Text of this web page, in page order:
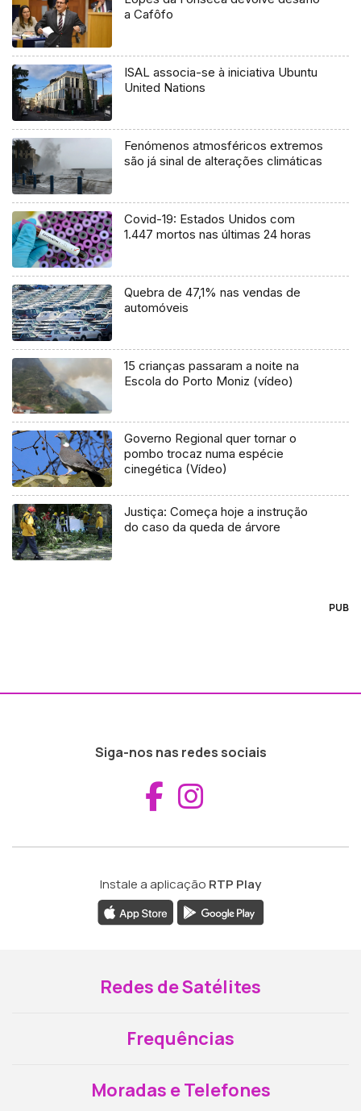
a Cafôfo
ISAL associa-se à iniciativa Ubuntu
United Nations
Fenómenos atmosféricos extremos
são já sinal de alterações climáticas
Covid-19: Estados Unidos com
1.447 mortos nas últimas 24 horas
Quebra de 47,1% nas vendas de
automóveis
15 crianças passaram a noite na
Escola do Porto Moniz (vídeo)
Governo Regional quer tornar o
pombo trocaz numa espécie
cinegética (Vídeo)
Justiça: Começa hoje a instrução
do caso da queda de árvore
PUB
Siga-nos nas redes sociais
Aceder ao
Instale a aplicação RTP Play
Redes de Satélites
Frequências
Moradas e Telefones